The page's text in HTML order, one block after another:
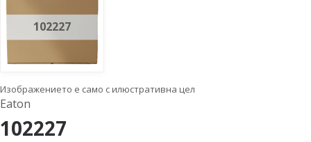
102227
Изображението е само с илюстративна цел
Eaton
102227